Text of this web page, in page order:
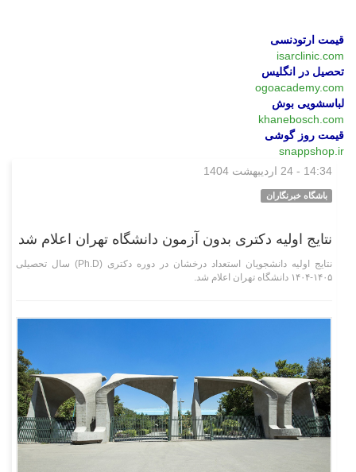
قیمت ارتودنسی
isarclinic.com
تحصیل در انگلیس
ogoacademy.com
لباسشویی بوش
khanebosch.com
قیمت روز گوشی
snappshop.ir
14:34 - 24 اردیبهشت 1404
باشگاه خبرنگاران
نتایج اولیه دکتری بدون آزمون دانشگاه تهران اعلام شد
نتایج اولیه دانشجویان استعداد درخشان در دوره دکتری (Ph.D) سال تحصیلی
۱۴۰۵-۱۴۰۴ دانشگاه تهران اعلام شد.